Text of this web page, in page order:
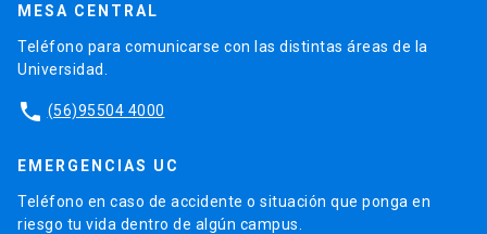
MESA CENTRAL
Teléfono para comunicarse con las distintas áreas de la
Universidad.
phone (56)95504 4000
EMERGENCIAS UC
Teléfono en caso de accidente o situación que ponga en
riesgo tu vida dentro de algún campus.